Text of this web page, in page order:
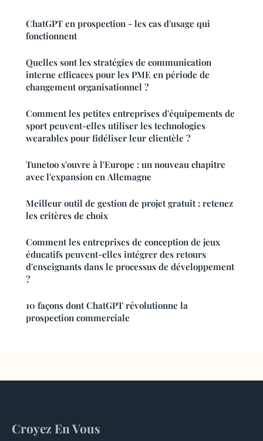
ChatGPT en prospection - les cas d'usage qui
fonctionnent
Quelles sont les stratégies de communication
interne efficaces pour les PME en période de
changement organisationnel ?
Comment les petites entreprises d'équipements de
sport peuvent-elles utiliser les technologies
wearables pour fidéliser leur clientèle ?
Tunetoo s'ouvre à l'Europe : un nouveau chapitre
avec l'expansion en Allemagne
Meilleur outil de gestion de projet gratuit : retenez
les critères de choix
Comment les entreprises de conception de jeux
éducatifs peuvent-elles intégrer des retours
d'enseignants dans le processus de développement
?
10 façons dont ChatGPT révolutionne la
prospection commerciale
Croyez En Vous